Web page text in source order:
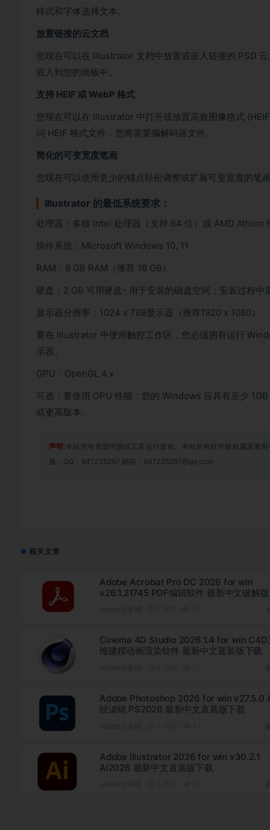
样式和字体选择文本。
放置链接的云文档
您现在可以在 Illustrator 文档中放置或嵌入链接的 PSD
嵌入到您的画板中。
支持 HEIF 或 WebP 格式
您现在可以在 Illustrator 中打开或放置高效图像格式
问 HEIF 格式文件，您将需要编解码器文件。
简化的可变宽度笔画
您现在可以使用更少的锚点轻松调整或扩展可变宽度的笔
Illustrator 的最低系统要求：
处理器：多核 Intel 处理器（支持 64 位）或 AMD Athlon
操作系统：Microsoft Windows 10, 11
RAM：8 GB RAM（推荐 16 GB）
硬盘：2 GB 可用硬盘- 用于安装的磁盘空间；安装过程中
显示器分辨率：1024 x 768显示器（推荐1920 x 1080）
要在 Illustrator 中使用触控工作区，您必须拥有运行
示器。
GPU：OpenGL 4.x
可选：要使用 GPU 性能：您的 Windows 应具有至少
或更高版本。
声明:本站所有资源均测试正常运行发布。本站所有软件版权属原著
服：QQ：641235267 邮箱：641235267@qq.com
相关文章
Adobe Acrobat Pro DC 2026 for win
v26.1.21745 PDF编辑软件 最新中文破解版
Cinema 4D Studio 2026.1.4 for win C4D
维建模动画渲染软件 最新中文直装版下载
Adobe Photoshop 2026 for win v27.5.0
经滤镜 PS2026 最新中文直装版下载
Adobe Illustrator 2026 for win v30.2.1
Ai2026 最新中文直装版下载